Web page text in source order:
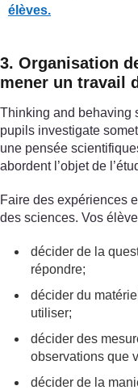
élèves.
3. Organisation
mener un travail
Thinking and behaving
pupils investigate
une pensée
abordent l’objet de
Faire des expériences
des sciences. Vos
décider de la
répondre;
décider du
utiliser;
décider des
observations que
décider de la